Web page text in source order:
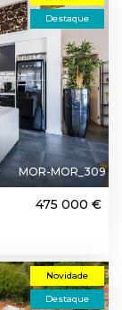
Destaque
MOR-MOR_309
475 000 €
Novidade
Destaque